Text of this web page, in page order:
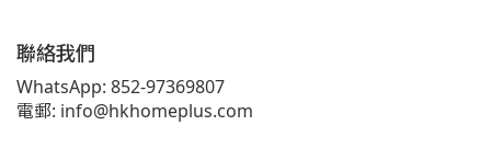
聯絡我們
WhatsApp: 852-97369807
電郵: info@hkhomeplus.com